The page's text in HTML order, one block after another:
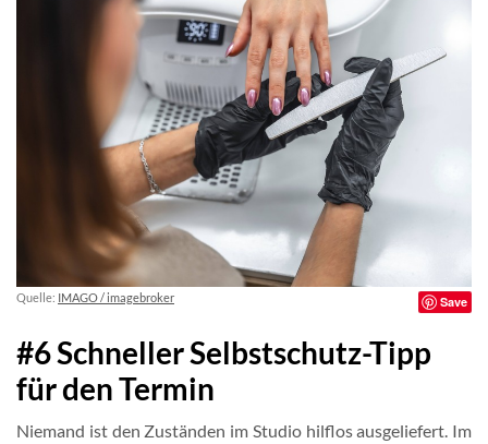
Quelle: IMAGO / imagebroker Save
#6 Schneller Selbstschutz-Tipp
für den Termin
Niemand ist den Zuständen im Studio hilflos ausgeliefert. Im